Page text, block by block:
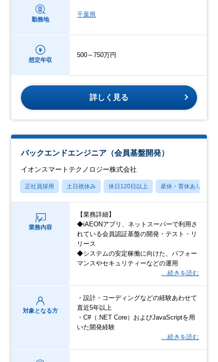
勤務地
千葉県
想定年収
500～750万円
詳しく見る
バックエンドエンジニア（会員基盤開発）
イオンスマートテクノロジー株式会社
正社員採用 土日祝休み 休日120日以上 産休・育休あり
業務内容
【業務詳細】
◆iAEONアプリ、ネットスーパーで利用さ
れている会員認証基盤の開発・テスト・リ
リース
◆システムの安定稼働に向けた、パフォー
マンスやセキュリティーなどの運用
…続きを読む
対象となる方
・設計・コーディングなどの経験あわせて
直近5年以上
・C#（.NET Core）およびJavaScriptを用
いた開発経験
…続きを読む